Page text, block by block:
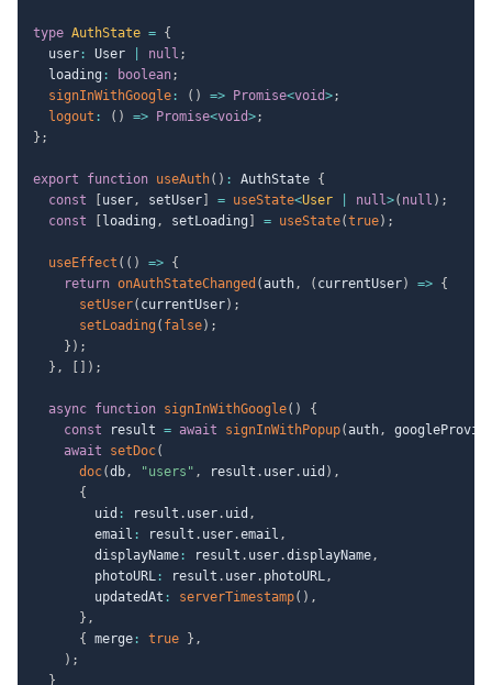
type AuthState = {
  user
: User null ;
  loading
: boolean;
signInWithGoogle : ( ) => Promise<void>;
logout : ( ) => Promise<void>;
} ;
export function useAuth( ) : AuthState {
const
user, setUser = useState<User null>( null ) ;
const
loading , setLoading = useState(true) ;
useEffect ( ( ) => {
return onAuthStateChanged (auth, ( currentUser) => {
setUser( currentUser) ;
setLoading ( false) ;
} ) ;
} , ) ;
async function signInWithGoogle( )
{
const result = await signInWithPopup(auth,
await
setDoc(
doc(db, "users" , result . user. uid ) ,
{
        uid
: result . user. uid ,
        email
: result . user.email ,
        displayName
: result . user.displayName,
        photoURL
: result . user. photoURL,
        updatedAt
: serverTimestamp( ) ,
} ,
{
merge : true } ,
) ;
}